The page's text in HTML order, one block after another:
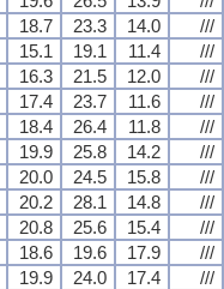
18.7 23.3 14.0
///
15.1 19.1 11.4
///
16.3 21.5 12.0
///
17.4 23.7 11.6
///
18.4 26.4 11.8
///
19.9 25.8 14.2
///
20.0 24.5 15.8
///
20.2 28.1 14.8
///
20.8 25.6 15.4
///
18.6 19.6 17.9
///
19.9 24.0 17.4
///